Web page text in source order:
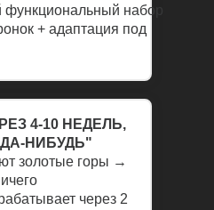
набор
+ адаптация под
4-10 НЕДЕЛЬ,
НИБУДЬ"
золотые горы →
через 2